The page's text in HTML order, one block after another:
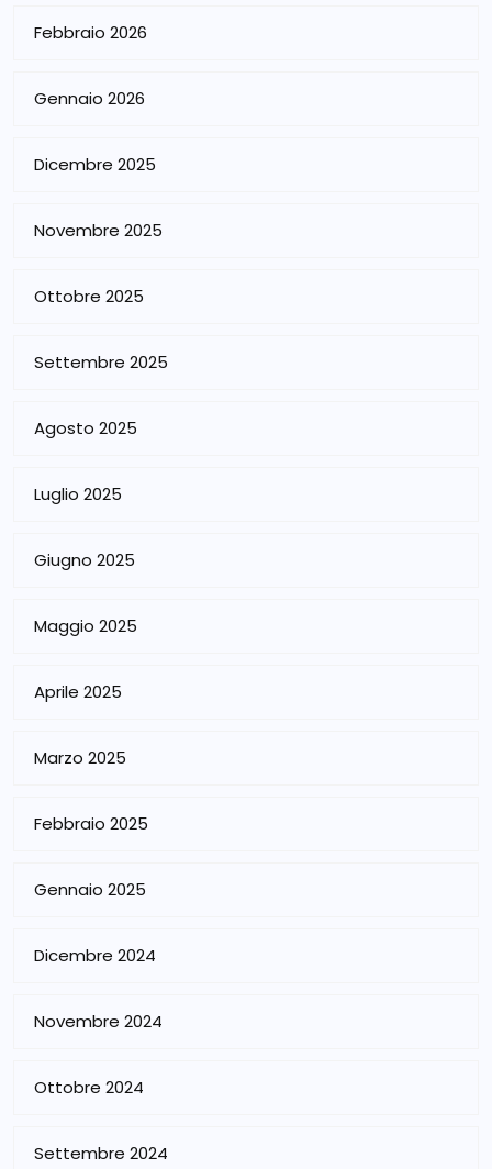
Febbraio 2026
Gennaio 2026
Dicembre 2025
Novembre 2025
Ottobre 2025
Settembre 2025
Agosto 2025
Luglio 2025
Giugno 2025
Maggio 2025
Aprile 2025
Marzo 2025
Febbraio 2025
Gennaio 2025
Dicembre 2024
Novembre 2024
Ottobre 2024
Settembre 2024